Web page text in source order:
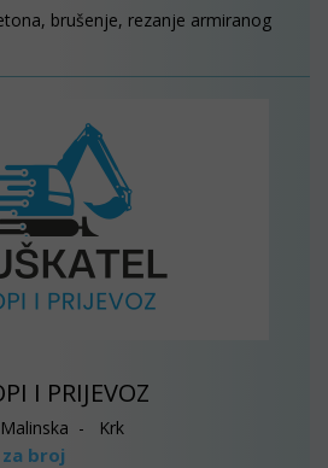
brušenje, rezanje armiranog
I PRIJEVOZ
Malinska - Krk
broj